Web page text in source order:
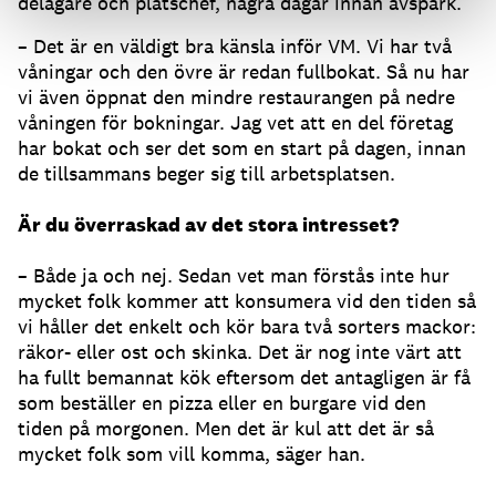
– Det är en väldigt bra känsla inför VM. Vi har två
våningar och den övre är redan fullbokat. Så nu har
vi även öppnat den mindre restaurangen på nedre
våningen för bokningar. Jag vet att en del företag
har bokat och ser det som en start på dagen, innan
de tillsammans beger sig till arbetsplatsen.
Är du överraskad av det stora intresset?
– Både ja och nej. Sedan vet man förstås inte hur
mycket folk kommer att konsumera vid den tiden så
vi håller det enkelt och kör bara två sorters mackor:
räkor- eller ost och skinka. Det är nog inte värt att
ha fullt bemannat kök eftersom det antagligen är få
som beställer en pizza eller en burgare vid den
tiden på morgonen. Men det är kul att det är så
mycket folk som vill komma, säger han.